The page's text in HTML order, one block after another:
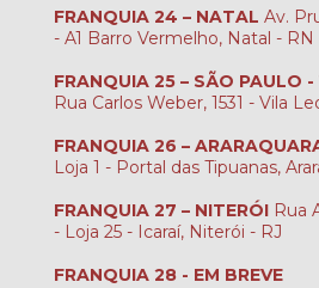
FRANQUIA 24 – NATAL Av.
- A1 Barro Vermelho, Natal - RN
FRANQUIA 25 – SÃO PAULO
Rua Carlos Weber, 1531 - Vila
FRANQUIA 26 –
Loja 1 - Portal das Tipuanas,
FRANQUIA 27 – NITERÓI Rua
- Loja 25 - Icaraí, Niterói - RJ
FRANQUIA 28 - EM BREVE